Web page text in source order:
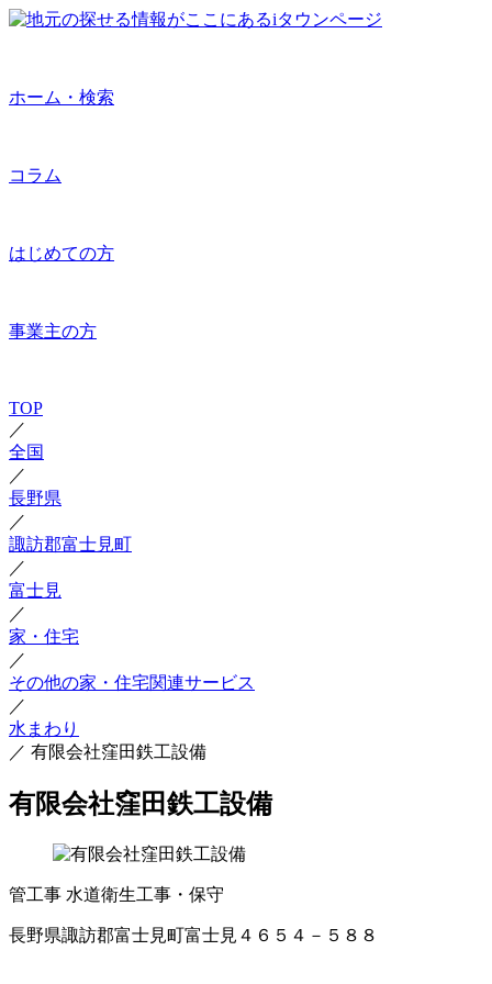
ホーム・検索
コラム
はじめての方
事業主の方
TOP
／
全国
／
長野県
／
諏訪郡富士見町
／
富士見
／
家・住宅
／
その他の家・住宅関連サービス
／
水まわり
／ 有限会社窪田鉄工設備
有限会社窪田鉄工設備
管工事 水道衛生工事・保守
長野県諏訪郡富士見町富士見４６５４－５８８